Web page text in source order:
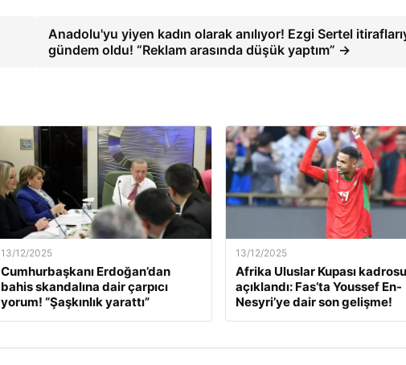
Anadolu'yu yiyen kadın olarak anılıyor! Ezgi Sertel
gündem oldu! “Reklam arasında düşük yaptım” →
13/12/2025
Cumhurbaşkanı Erdoğan’dan
bahis skandalına dair çarpıcı
yorum! “Şaşkınlık yarattı”
13/12/2025
Afrika Uluslar Kupası kadrosu
açıklandı: Fas’ta Youssef En-
Nesyri’ye dair son gelişme!